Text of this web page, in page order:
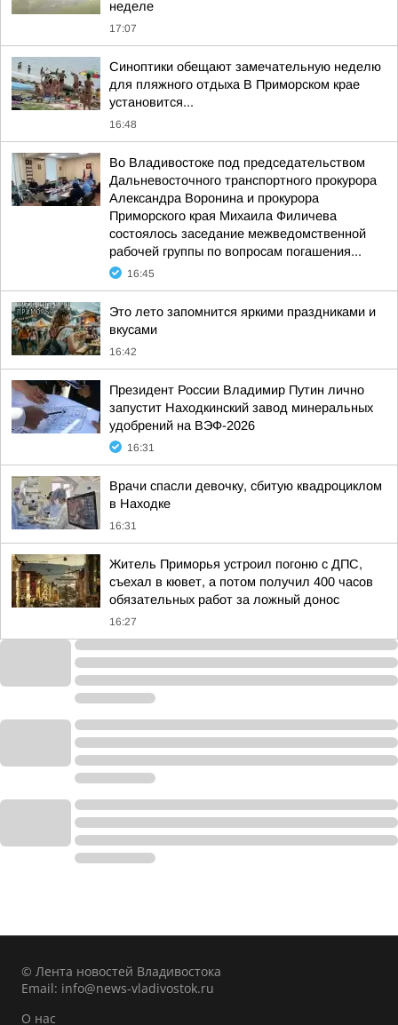
неделе
17:07
Синоптики обещают замечательную неделю
для пляжного отдыха В Приморском крае
установится...
16:48
Во Владивостоке под председательством
Дальневосточного транспортного прокурора
Александра Воронина и прокурора
Приморского края Михаила Филичева
состоялось заседание межведомственной
рабочей группы по вопросам погашения...
16:45
Это лето запомнится яркими праздниками и
вкусами
16:42
Президент России Владимир Путин лично
запустит Находкинский завод минеральных
удобрений на ВЭФ-2026
16:31
Врачи спасли девочку, сбитую квадроциклом
в Находке
16:31
Житель Приморья устроил погоню с ДПС,
съехал в кювет, а потом получил 400 часов
обязательных работ за ложный донос
16:27
© Лента новостей Владивостока
Email: info@news-vladivostok.ru
О нас